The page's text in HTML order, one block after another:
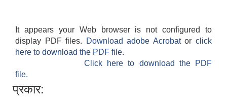
It appears your Web browser is not configured to
display PDF files.
Download adobe Acrobatorclick
here to download the PDF file.
Click here to download the PDF
file.
प्रकार: